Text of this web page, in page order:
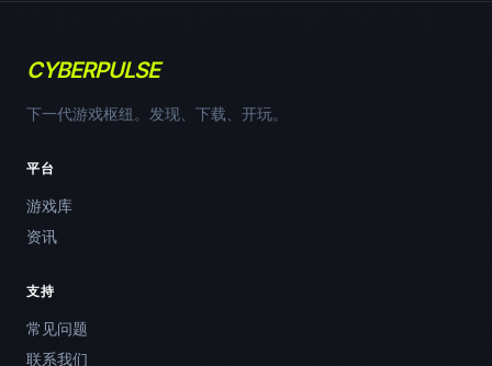
CYBERPULSE
下一代游戏枢纽。发现、下载、开玩。
平台
游戏库
资讯
支持
常见问题
联系我们